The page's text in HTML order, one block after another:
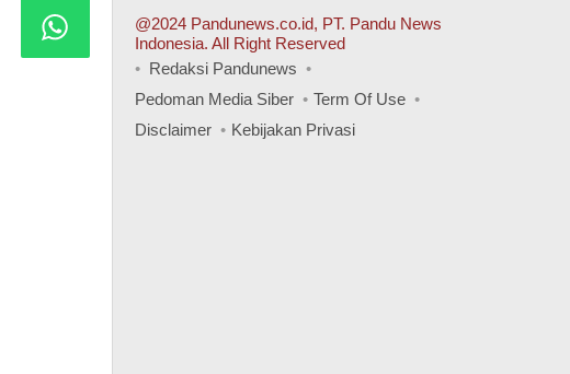
@2024 Pandunews.co.id, PT. Pandu News
Indonesia. All Right Reserved
Redaksi Pandunews
Pedoman Media Siber
Term Of Use
Disclaimer
Kebijakan Privasi